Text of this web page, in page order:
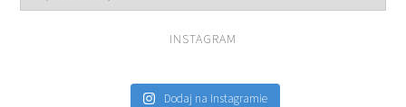
INSTAGRAM
Dodaj na Instagramie